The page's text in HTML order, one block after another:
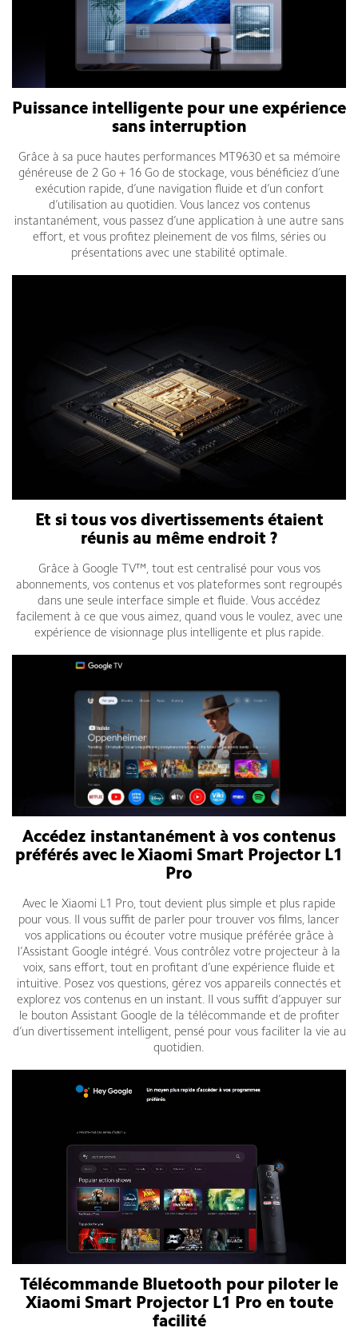
Puissance intelligente pour une expérience
sans interruption
Grâce à sa puce hautes performances MT9630 et sa mémoire
généreuse de 2 Go + 16 Go de stockage, vous bénéficiez d’une
exécution rapide, d’une navigation fluide et d’un confort
d’utilisation au quotidien. Vous lancez vos contenus
instantanément, vous passez d’une application à une autre sans
effort, et vous profitez pleinement de vos films, séries ou
présentations avec une stabilité optimale.
Et si tous vos divertissements étaient
réunis au même endroit ?
Grâce à Google TV™, tout est centralisé pour vous vos
abonnements, vos contenus et vos plateformes sont regroupés
dans une seule interface simple et fluide. Vous accédez
facilement à ce que vous aimez, quand vous le voulez, avec une
expérience de visionnage plus intelligente et plus rapide.
Accédez instantanément à vos contenus
préférés avec le Xiaomi Smart Projector L1
Pro
Avec le Xiaomi L1 Pro, tout devient plus simple et plus rapide
pour vous. Il vous suffit de parler pour trouver vos films, lancer
vos applications ou écouter votre musique préférée grâce à
l’Assistant Google intégré. Vous contrôlez votre projecteur à la
voix, sans effort, tout en profitant d’une expérience fluide et
intuitive. Posez vos questions, gérez vos appareils connectés et
explorez vos contenus en un instant. Il vous suffit d’appuyer sur
le bouton Assistant Google de la télécommande et de profiter
d’un divertissement intelligent, pensé pour vous faciliter la vie au
quotidien.
Télécommande Bluetooth pour piloter le
Xiaomi Smart Projector L1 Pro en toute
facilité